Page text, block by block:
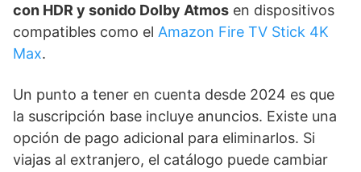
con HDR y sonido Dolby Atmos en dispositivos
compatibles como el Amazon Fire TV Stick 4K
Max.
Un punto a tener en cuenta desde 2024 es que
la suscripción base incluye anuncios. Existe una
opción de pago adicional para eliminarlos. Si
viajas al extranjero, el catálogo puede cambiar